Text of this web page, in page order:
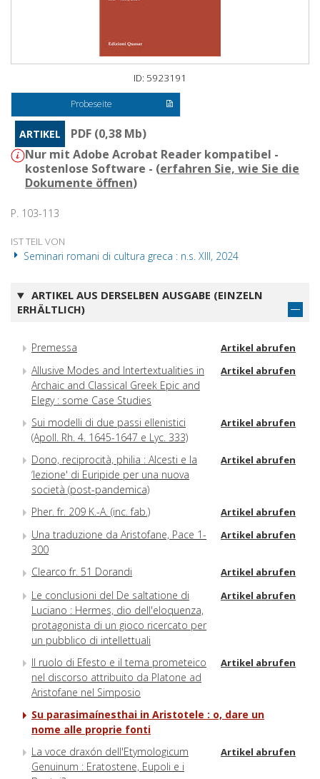
ID: 5923191
Probeseite
ARTIKEL
PDF (0,38 Mb)
Nur mit Adobe Acrobat Reader kompatibel -
kostenlose Software - (erfahren Sie, wie Sie die
Dokumente öffnen)
P. 103-113
IST TEIL VON
Seminari romani di cultura greca : n.s. XIII, 2024
ARTIKEL AUS DERSELBEN AUSGABE (EINZELN
ERHÄLTLICH)
Premessa Artikel abrufen
Allusive Modes and Intertextualities in
Archaic and Classical Greek Epic and
Elegy : some Case Studies
Artikel abrufen
Sui modelli di due passi ellenistici
(Apoll. Rh. 4. 1645-1647 e Lyc. 333)
Artikel abrufen
Dono, reciprocità, philia : Alcesti e la
‘lezione' di Euripide per una nuova
società (post-pandemica)
Artikel abrufen
Pher. fr. 209 K.-A. (inc. fab.) Artikel abrufen
Una traduzione da Aristofane, Pace 1-
300
Artikel abrufen
Clearco fr. 51 Dorandi Artikel abrufen
Le conclusioni del De saltatione di
Luciano : Hermes, dio dell'eloquenza,
protagonista di un gioco ricercato per
un pubblico di intellettuali
Artikel abrufen
Il ruolo di Efesto e il tema prometeico
nel discorso attribuito da Platone ad
Aristofane nel Simposio
Artikel abrufen
Su parasimaínesthai in Aristotele : o, dare un
nome alle proprie fonti
La voce draxón dell'Etymologicum
Genuinum : Eratostene, Eupoli e i
Artikel abrufen